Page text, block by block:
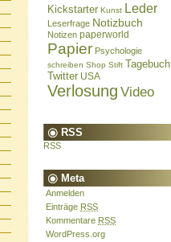
Kickstarter Kunst Leder
Leserfrage Notizbuch
Notizen paperworld
Papier Psychologie
schreiben Shop Stift Tagebuch
Twitter USA
Verlosung Video
RSS
RSS
Meta
Anmelden
Einträge RSS
Kommentare RSS
WordPress.org